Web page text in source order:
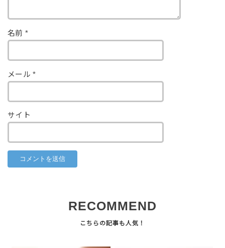
名前 *
メール*
サイト
RECOMMEND